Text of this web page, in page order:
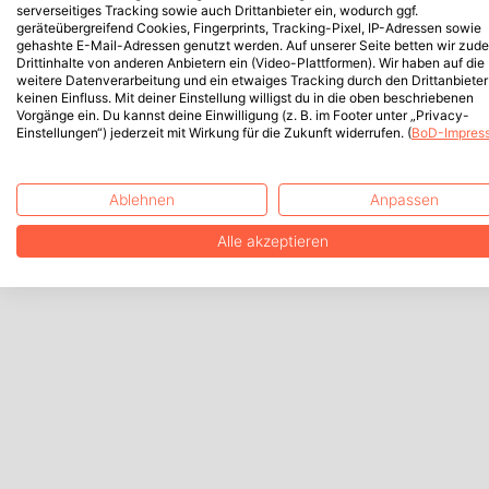
serverseitiges Tracking sowie auch Drittanbieter ein, wodurch ggf.
geräteübergreifend Cookies, Fingerprints, Tracking-Pixel, IP-Adressen sowie
gehashte E-Mail-Adressen genutzt werden. Auf unserer Seite betten wir
Drittinhalte von anderen Anbietern ein (Video-Plattformen). Wir haben auf die
weitere Datenverarbeitung und ein etwaiges Tracking durch den Drittanbieter
keinen Einfluss. Mit deiner Einstellung willigst du in die oben beschriebenen
Vorgänge ein. Du kannst deine Einwilligung (z. B. im Footer unter „Privacy-
Einstellungen“) jederzeit mit Wirkung für die Zukunft widerrufen. (BoD-
Ablehnen Anpassen
Alle akzeptieren